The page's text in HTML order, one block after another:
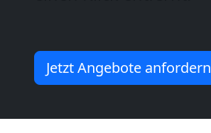
Jetzt Angebote anfordern
Wolfsberg
Möbeltransport
Wolfsberg